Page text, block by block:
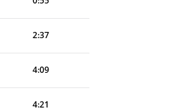
2:37
4:09
4:21